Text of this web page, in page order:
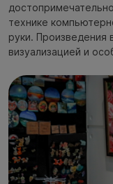
технике
руки. Произведения
визуализацией и